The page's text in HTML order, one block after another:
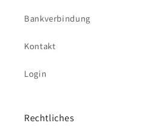
Bankverbindung
Kontakt
Login
Rechtliches